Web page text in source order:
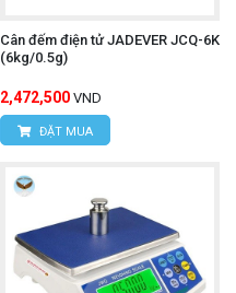
Cân đếm điện tử JADEVER JCQ-6K
(6kg/0.5g)
2,472,500 VND
ĐẶT MUA